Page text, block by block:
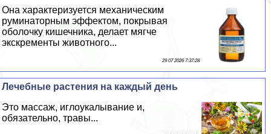
Она хаpaктеризуется механическим
руминаторным эффектом, покрывая
оболочку кишечника, делает мягче
экскременты животного...
29 07 2026 7:37:28
Лечебные растения на каждый день
Это массаж, иглоукалывание и,
обязательно, травы...